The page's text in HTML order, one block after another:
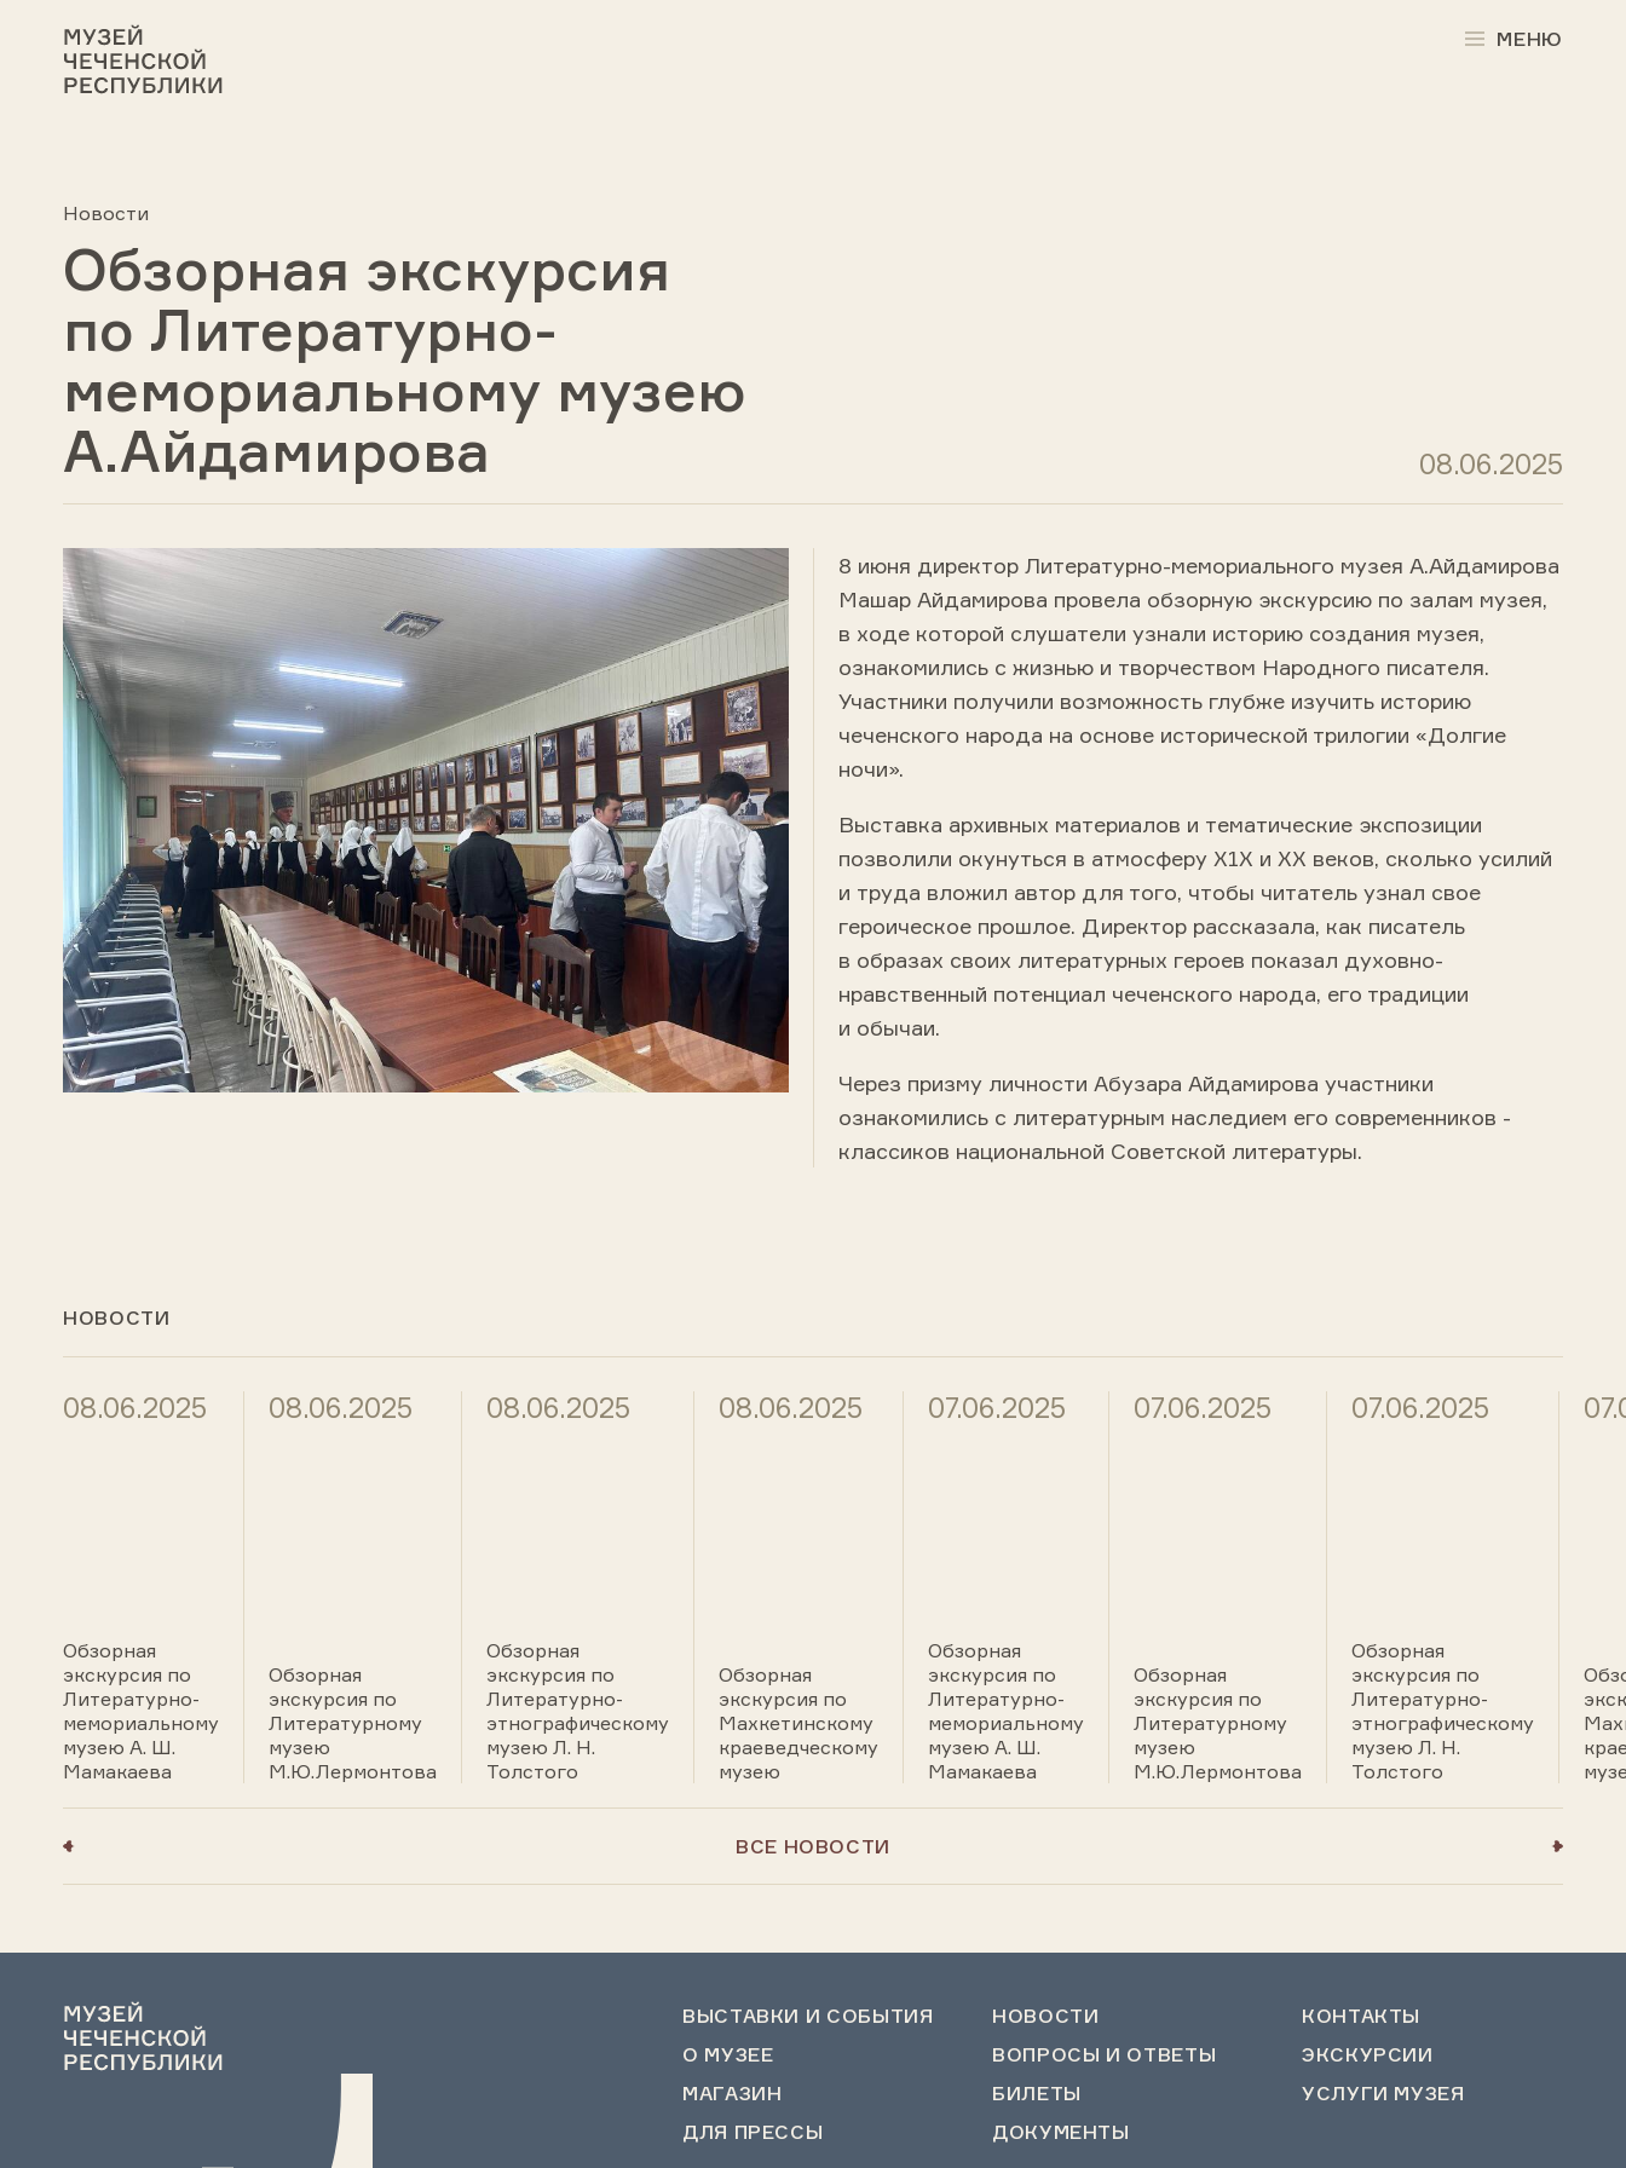
МЕНЮ
Новости
Обзорная экскурсия
по Литературно-
мемориальному музею
А.Айдамирова
08.06.2025
8 июня директор Литературно-мемориального музея А.Айдамирова
Машар Айдамирова провела обзорную экскурсию по залам музея,
в ходе которой слушатели узнали историю создания музея,
ознакомились с жизнью и творчеством Народного писателя.
Участники получили возможность глубже изучить историю
чеченского народа на основе исторической трилогии «Долгие
ночи».
Выставка архивных материалов и тематические экспозиции
позволили окунуться в атмосферу Х1Х и ХХ веков, сколько усилий
и труда вложил автор для того, чтобы читатель узнал свое
героическое прошлое. Директор рассказала, как писатель
в образах своих литературных героев показал духовно-
нравственный потенциал чеченского народа, его традиции
и обычаи.
Через призму личности Абузара Айдамирова участники
ознакомились с литературным наследием его современников -
классиков национальной Советской литературы.
НОВОСТИ
08.06.2025
Обзорная
экскурсия по
Литературно-
мемориальному
музею А. Ш.
Мамакаева
08.06.2025
Обзорная
экскурсия по
Литературному
музею
М.Ю.Лермонтова
08.06.2025
Обзорная
экскурсия по
Литературно-
этнографическому
музею Л. Н.
Толстого
08.06.2025
Обзорная
экскурсия по
Махкетинскому
краеведческому
музею
07.06.2025
Обзорная
экскурсия по
Литературно-
мемориальному
музею А. Ш.
Мамакаева
07.06.2025
Обзорная
экскурсия по
Литературному
музею
М.Ю.Лермонтова
07.06.2025
Обзорная
экскурсия по
Литературно-
этнографическому
музею Л. Н.
Толстого
ВСЕ НОВОСТИ
ВЫСТАВКИ И СОБЫТИЯ НОВОСТИ
КОНТАКТЫ
О МУЗЕЕ
ВОПРОСЫ И ОТВЕТЫ
ЭКСКУРСИИ
МАГАЗИН
БИЛЕТЫ
УСЛУГИ МУЗЕЯ
ДЛЯ ПРЕССЫ
ДОКУМЕНТЫ